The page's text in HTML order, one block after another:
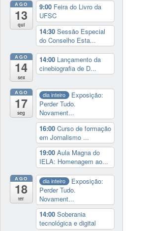
AGO
13
qui
9:00 Feira do Livro da
UFSC
14:30 Sessão Especial
do Conselho Esta...
AGO
14
sex
14:00 Lançamento da
cinebiografia de D...
AGO
17
seg
dia inteiro
Exposição:
Perder Tudo.
Novament...
16:00 Curso de formação
em Jornalismo ...
19:00 Aula Magna do
IELA: Homenagem ao...
AGO
18
ter
dia inteiro
Exposição:
Perder Tudo.
Novament...
14:00 Soberania
tecnológica e digital